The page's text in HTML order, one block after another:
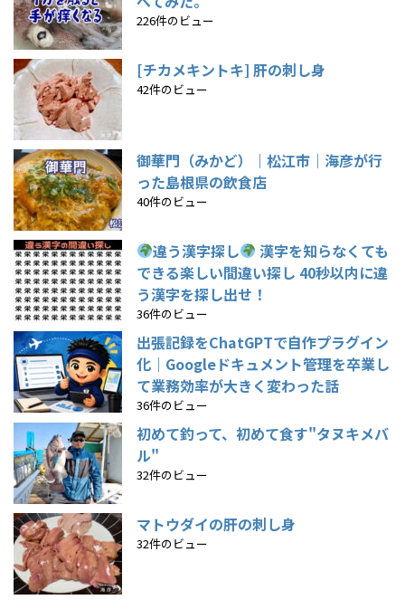
226件のビュー
[チカメキントキ] 肝の刺し身
42件のビュー
御華門（みかど）｜松江市｜海彦が行
った島根県の飲食店
40件のビュー
違う漢字探し
漢字を知らなくても
できる楽しい間違い探し 40秒以内に違
う漢字を探し出せ！
36件のビュー
出張記録をChatGPTで自作プラグイン
化｜Googleドキュメント管理を卒業し
て業務効率が大きく変わった話
36件のビュー
初めて釣って、初めて食す"タヌキメバ
ル"
32件のビュー
マトウダイの肝の刺し身
32件のビュー